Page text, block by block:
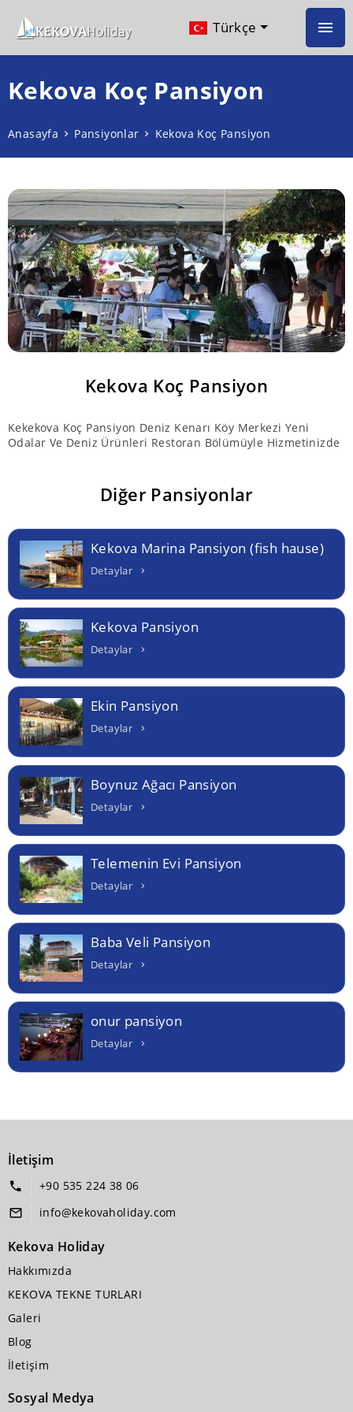
Türkçe
Kekova Koç Pansiyon
Anasayfa Pansiyonlar Kekova Koç Pansiyon
Kekova Koç Pansiyon
Kekekova Koç Pansiyon Deniz Kenarı Köy Merkezi Yeni
Odalar Ve Deniz Ürünleri Restoran Bölümüyle Hizmetinizde
Diğer Pansiyonlar
Kekova Marina Pansiyon (fish hause)
Detaylar
Kekova Pansiyon
Detaylar
Ekin Pansiyon
Detaylar
Boynuz Ağacı Pansiyon
Detaylar
Telemenin Evi Pansiyon
Detaylar
Baba Veli Pansiyon
Detaylar
onur pansiyon
Detaylar
İletişim
+90 535 224 38 06
info@kekovaholiday.com
Kekova Holiday
Hakkımızda
KEKOVA TEKNE TURLARI
Galeri
Blog
İletişim
Sosyal Medya